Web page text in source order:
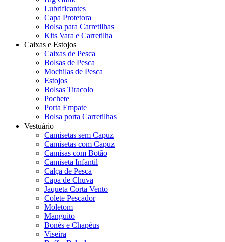
Lubrificantes
Capa Protetora
Bolsa para Carretilhas
Kits Vara e Carretilha
Caixas e Estojos
Caixas de Pesca
Bolsas de Pesca
Mochilas de Pesca
Estojos
Bolsas Tiracolo
Pochete
Porta Empate
Bolsa porta Carretilhas
Vestuário
Camisetas sem Capuz
Camisetas com Capuz
Camisas com Botão
Camiseta Infantil
Calça de Pesca
Capa de Chuva
Jaqueta Corta Vento
Colete Pescador
Moletom
Manguito
Bonés e Chapéus
Viseira